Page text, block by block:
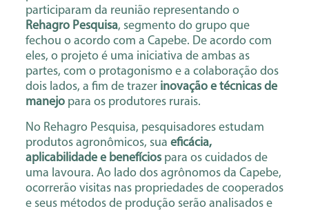
participaram da reunião representando o
Rehagro Pesquisa, segmento do grupo que
fechou o acordo com a Capebe. De acordo com
eles, o projeto é uma iniciativa de ambas as
partes, com o protagonismo e a colaboração dos
dois lados, a fim de trazer inovação e técnicas de
manejopara os produtores rurais.
No Rehagro Pesquisa, pesquisadores estudam
produtos agronômicos, sua eficácia,
aplicabilidade e benefíciospara os cuidados de
uma lavoura. Ao lado dos agrônomos da Capebe,
ocorrerão visitas nas propriedades de cooperados
e seus métodos de produção serão analisados e